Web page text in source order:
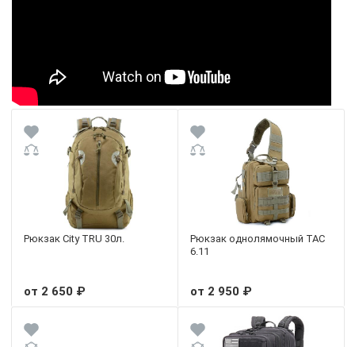
Рюкзак City TRU 30л.
от 2 650 ₽
Рюкзак однолямочный TAC
6.11
от 2 950 ₽